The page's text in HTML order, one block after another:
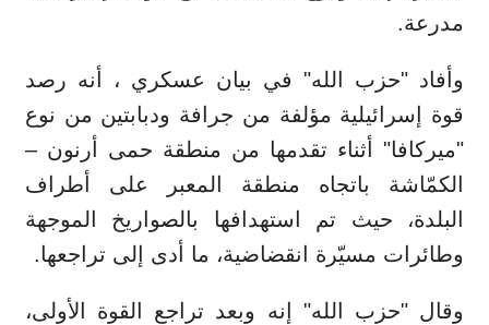
مدرعة.
وأفاد "حزب الله" في بيان عسكري ، أنه رصد
قوة إسرائيلية مؤلفة من جرافة ودبابتين من نوع
"ميركافا" أثناء تقدمها من منطقة حمى أرنون –
الكمّاشة باتجاه منطقة المعبر على أطراف
البلدة، حيث تم استهدافها بالصواريخ الموجهة
وطائرات مسيّرة انقضاضية، ما أدى إلى تراجعها.
وقال "حزب الله" إنه وبعد تراجع القوة الأولى،